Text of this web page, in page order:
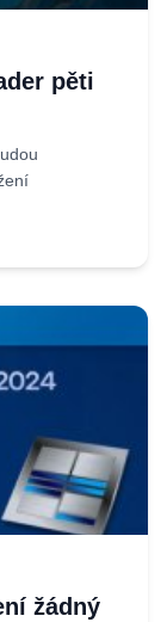
pěti
žádný